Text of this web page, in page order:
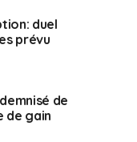
duel
prévu
de
de gain